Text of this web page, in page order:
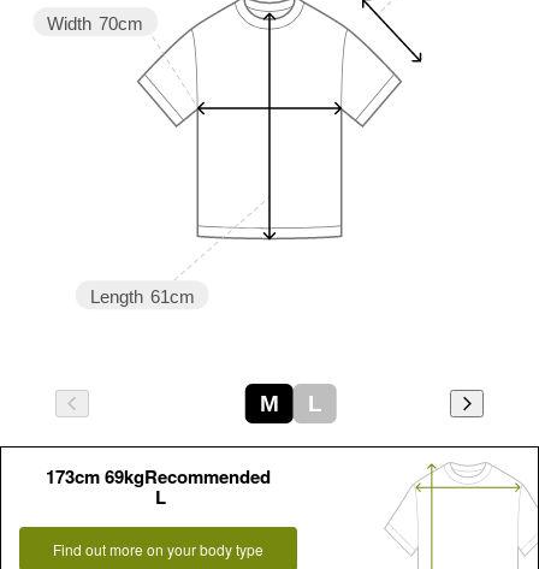
Length 61cm
Width 70cm
M L
173cm 69kgRecommended
L
Find out more on your body type